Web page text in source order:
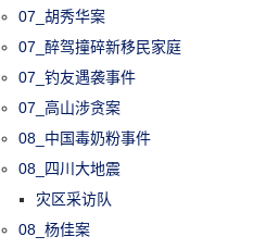
07_胡秀华案
07_醉驾撞碎新移民家庭
07_钓友遇袭事件
07_高山涉贪案
08_中国毒奶粉事件
08_四川大地震
灾区采访队
08_杨佳案